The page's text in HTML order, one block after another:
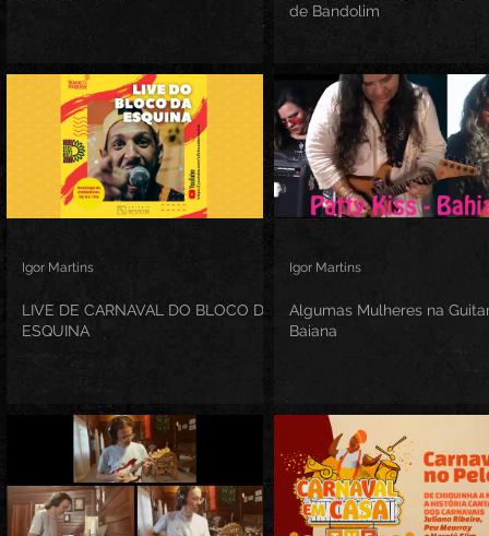
de Bandolim
LIVE DE CARNAVAL DO BLOCO DA
ESQUINA
Igor Martins
Algumas Mulheres na
Baiana
Igor Martins